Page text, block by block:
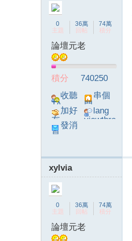
字
0
主題
36萬
回帖
74萬
積分
論壇元老
積分
740250
收聽
TA
串個
門
加好
友
lang
viewthre
發消
息
xylvia
0
主題
36萬
回帖
74萬
積分
論壇元老